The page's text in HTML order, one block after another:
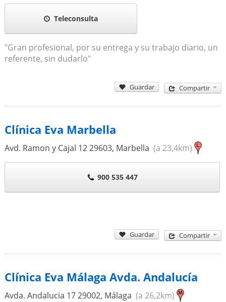
Teleconsulta
"Gran profesional, por su entrega y su trabajo diario, un
referente, sin dudarlo"
Guardar Compartir
Clínica Eva Marbella
Avd. Ramon y Cajal 1229603, Marbella (a 23,4km)
900 535 447
Guardar Compartir
Clínica Eva Málaga Avda. Andalucía
Avda. Andalucia 1729002, Málaga (a 26,2km)